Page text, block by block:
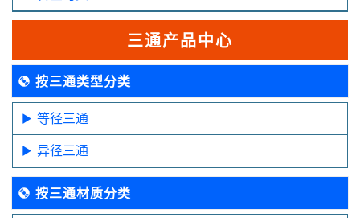
三通产品中心
按三通类型分类
等径三通
异径三通
按三通材质分类